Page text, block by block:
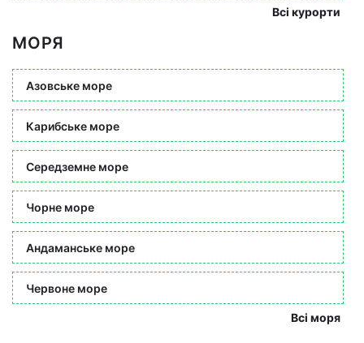
Всі курорти
МОРЯ
Азовське море
Карибське море
Середземне море
Чорне море
Андаманське море
Червоне море
Всі моря